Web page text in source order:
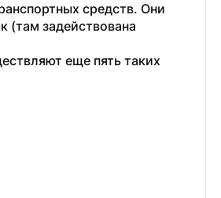
средств. Они
(там задействована
еще пять таких